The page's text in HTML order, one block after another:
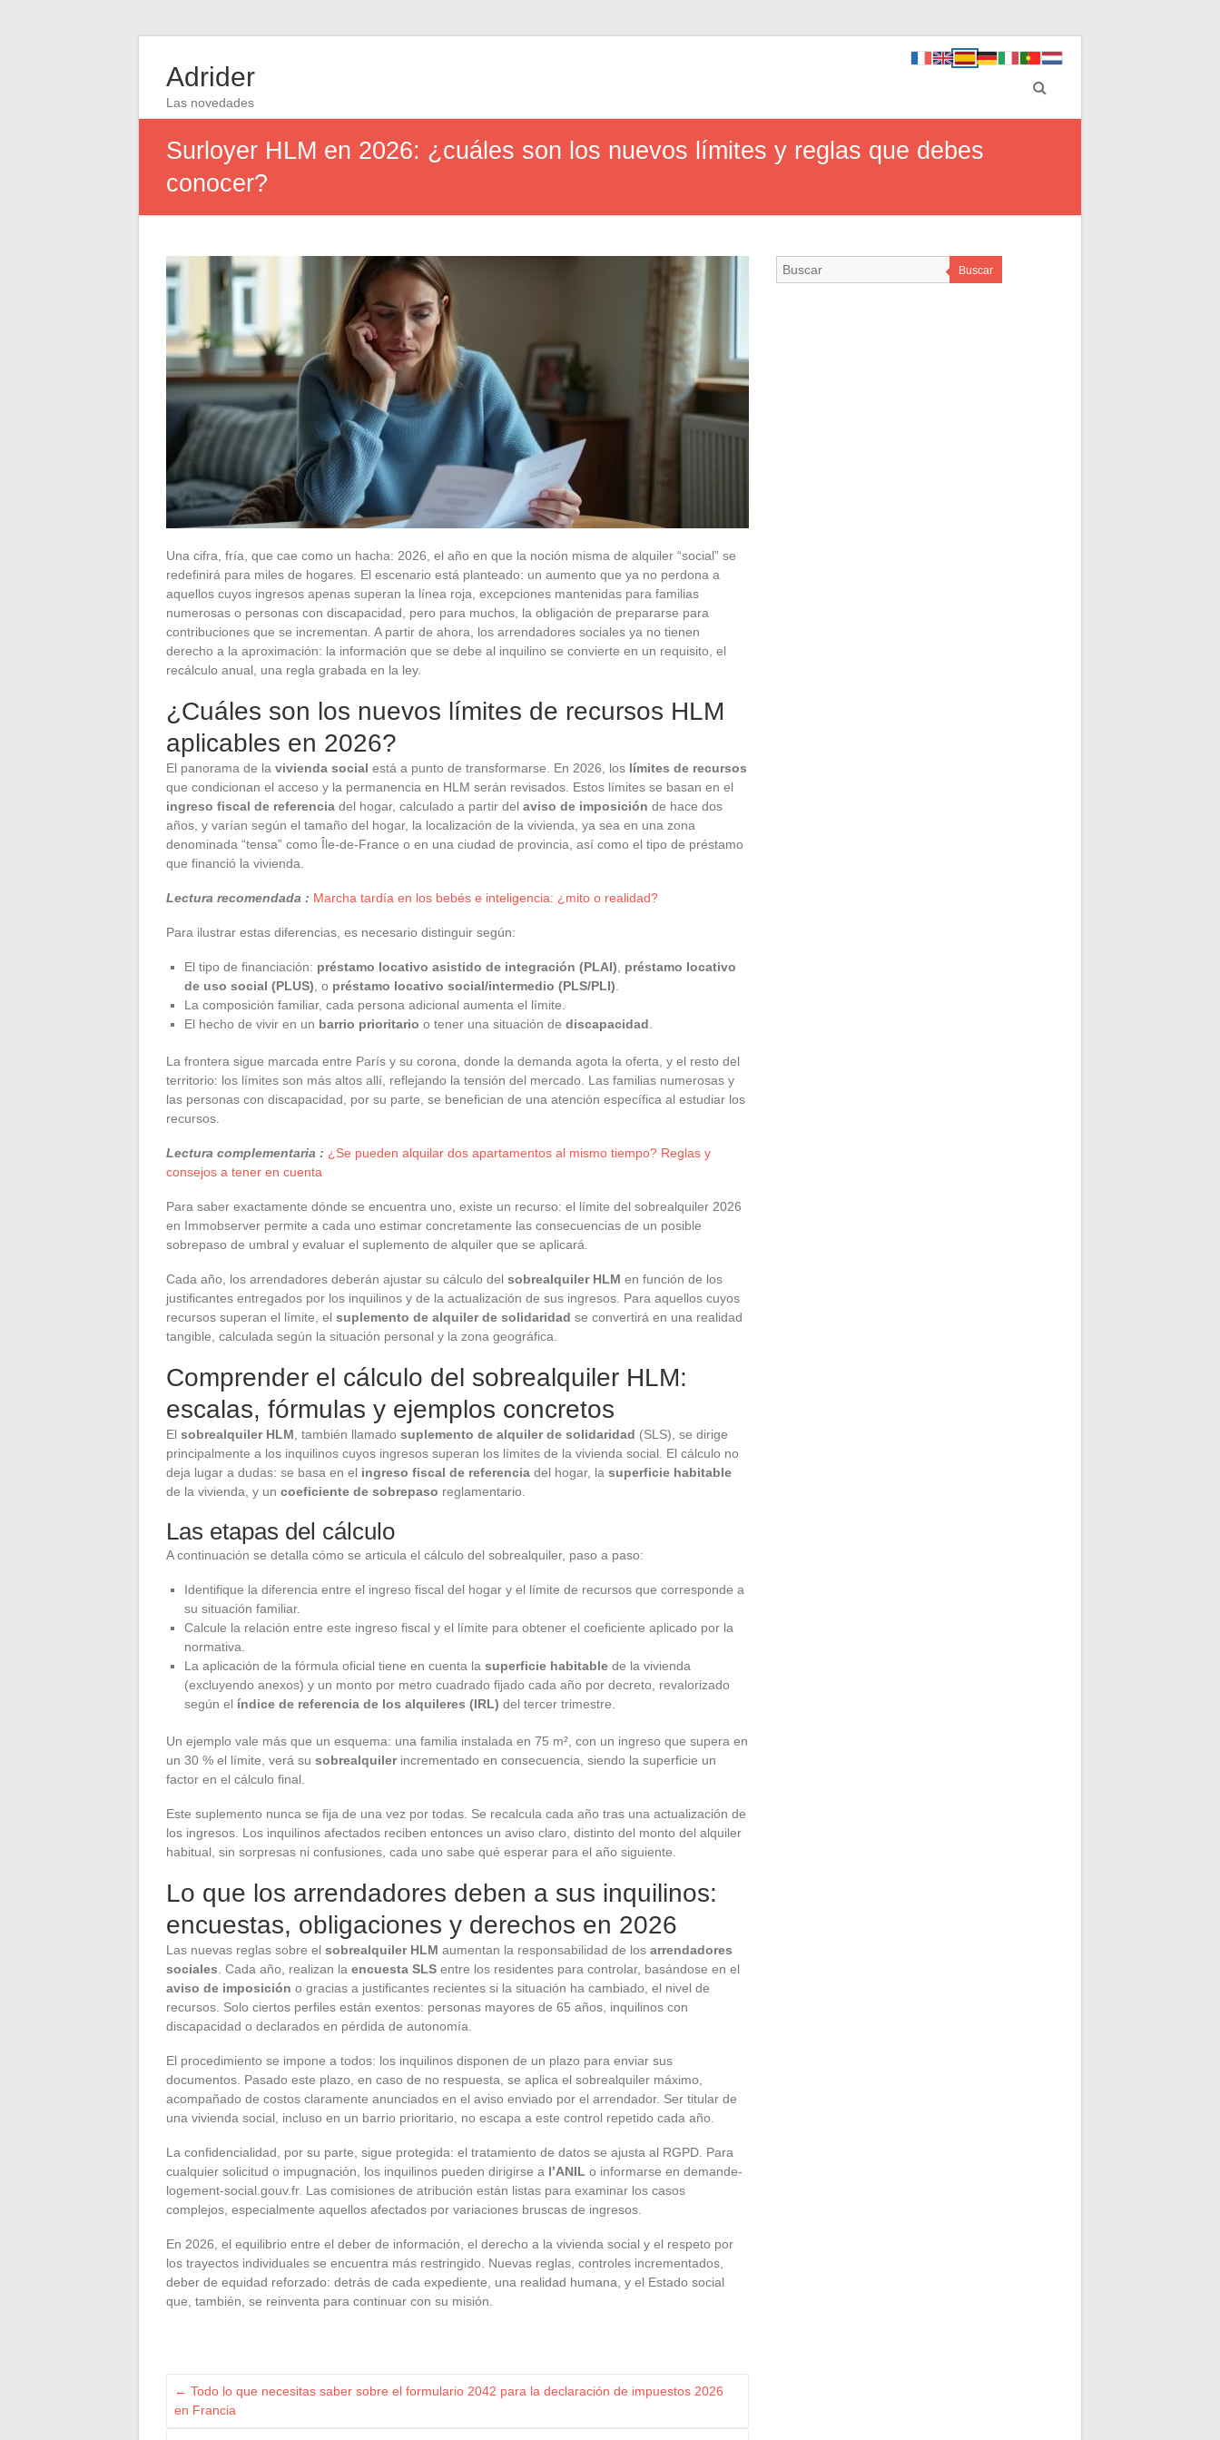
Adrider
Las novedades
Surloyer HLM en 2026: ¿cuáles son los nuevos límites y reglas que debes
conocer?
Una cifra, fría, que cae como un hacha: 2026, el año en que la noción misma de alquiler “social” se
redefinirá para miles de hogares. El escenario está planteado: un aumento que ya no perdona a
aquellos cuyos ingresos apenas superan la línea roja, excepciones mantenidas para familias
numerosas o personas con discapacidad, pero para muchos, la obligación de prepararse para
contribuciones que se incrementan. A partir de ahora, los arrendadores sociales ya no tienen
derecho a la aproximación: la información que se debe al inquilino se convierte en un requisito, el
recálculo anual, una regla grabada en la ley.
¿Cuáles son los nuevos límites de recursos HLM
aplicables en 2026?
El panorama de la vivienda social está a punto de transformarse. En 2026, los límites de recursos
que condicionan el acceso y la permanencia en HLM serán revisados. Estos límites se basan en el
ingreso fiscal de referencia del hogar, calculado a partir del aviso de imposición de hace dos
años, y varían según el tamaño del hogar, la localización de la vivienda, ya sea en una zona
denominada “tensa” como Île-de-France o en una ciudad de provincia, así como el tipo de préstamo
que financió la vivienda.
Lectura recomendada : Marcha tardía en los bebés e inteligencia: ¿mito o realidad?
Para ilustrar estas diferencias, es necesario distinguir según:
El tipo de financiación: préstamo locativo asistido de integración (PLAI)
préstamo locativo
de uso social (PLUS) , o préstamo locativo social/intermedio (PLS/PLI)
La composición familiar, cada persona adicional aumenta el límite.
El hecho de vivir en un barrio prioritario o tener una situación de discapacidad
La frontera sigue marcada entre París y su corona, donde la demanda agota la oferta, y el resto del
territorio: los límites son más altos allí, reflejando la tensión del mercado. Las familias numerosas y
las personas con discapacidad, por su parte, se benefician de una atención específica al estudiar los
recursos.
Lectura complementaria : ¿Se pueden alquilar dos apartamentos al mismo tiempo? Reglas y
consejos a tener en cuenta
Para saber exactamente dónde se encuentra uno, existe un recurso: el límite del sobrealquiler 2026
en Immobserver permite a cada uno estimar concretamente las consecuencias de un posible
sobrepaso de umbral y evaluar el suplemento de alquiler que se aplicará.
Cada año, los arrendadores deberán ajustar su cálculo del sobrealquiler HLM en función de los
justificantes entregados por los inquilinos y de la actualización de sus ingresos. Para aquellos cuyos
recursos superan el límite, el suplemento de alquiler de solidaridad se convertirá en una realidad
tangible, calculada según la situación personal y la zona geográfica.
Comprender el cálculo del sobrealquiler HLM:
escalas, fórmulas y ejemplos concretos
El sobrealquiler HLM , también llamado suplemento de alquiler de solidaridad (SLS), se dirige
principalmente a los inquilinos cuyos ingresos superan los límites de la vivienda social. El cálculo no
deja lugar a dudas: se basa en el ingreso fiscal de referencia del hogar, la superficie habitable
de la vivienda, y un coeficiente de sobrepaso reglamentario.
Las etapas del cálculo
A continuación se detalla cómo se articula el cálculo del sobrealquiler, paso a paso:
Identifique la diferencia entre el ingreso fiscal del hogar y el límite de recursos que corresponde a
su situación familiar.
Calcule la relación entre este ingreso fiscal y el límite para obtener el coeficiente aplicado por la
normativa.
La aplicación de la fórmula oficial tiene en cuenta la superficie habitable de la vivienda
(excluyendo anexos) y un monto por metro cuadrado fijado cada año por decreto, revalorizado
según el índice de referencia de los alquileres (IRL) del tercer trimestre.
Un ejemplo vale más que un esquema: una familia instalada en 75 m², con un ingreso que supera en
un 30 % el límite, verá su sobrealquilerincrementado en consecuencia, siendo la superficie un
factor en el cálculo final.
Este suplemento nunca se fija de una vez por todas. Se recalcula cada año tras una actualización de
los ingresos. Los inquilinos afectados reciben entonces un aviso claro, distinto del monto del alquiler
habitual, sin sorpresas ni confusiones, cada uno sabe qué esperar para el año siguiente.
Lo que los arrendadores deben a sus inquilinos:
encuestas, obligaciones y derechos en 2026
Las nuevas reglas sobre el sobrealquiler HLM aumentan la responsabilidad de los arrendadores
sociales . Cada año, realizan la encuesta SLS entre los residentes para controlar, basándose en el
aviso de imposición o gracias a justificantes recientes si la situación ha cambiado, el nivel de
recursos. Solo ciertos perfiles están exentos: personas mayores de 65 años, inquilinos con
discapacidad o declarados en pérdida de autonomía.
El procedimiento se impone a todos: los inquilinos disponen de un plazo para enviar sus
documentos. Pasado este plazo, en caso de no respuesta, se aplica el sobrealquiler máximo,
acompañado de costos claramente anunciados en el aviso enviado por el arrendador. Ser titular de
una vivienda social, incluso en un barrio prioritario, no escapa a este control repetido cada año.
La confidencialidad, por su parte, sigue protegida: el tratamiento de datos se ajusta al RGPD. Para
cualquier solicitud o impugnación, los inquilinos pueden dirigirse a l’ANIL o informarse en demande-
logement-social.gouv.fr. Las comisiones de atribución están listas para examinar los casos
complejos, especialmente aquellos afectados por variaciones bruscas de ingresos.
En 2026, el equilibrio entre el deber de información, el derecho a la vivienda social y el respeto por
los trayectos individuales se encuentra más restringido. Nuevas reglas, controles incrementados,
deber de equidad reforzado: detrás de cada expediente, una realidad humana, y el Estado social
que, también, se reinventa para continuar con su misión.
← Todo lo que necesitas saber sobre el formulario 2042 para la declaración de impuestos 2026
en Francia
Buscar